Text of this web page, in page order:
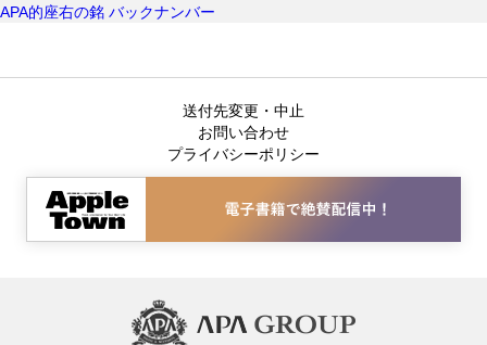
APA的座右の銘 バックナンバー
送付先変更・中止
お問い合わせ
プライバシーポリシー